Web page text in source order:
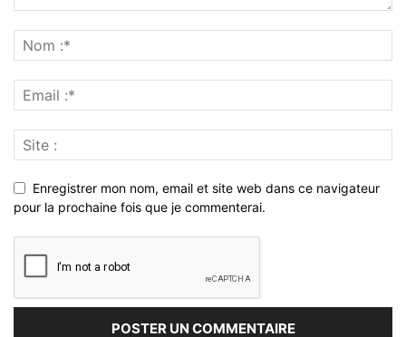
Enregistrer mon nom, email et site web dans ce navigateur
pour la prochaine fois que je commenterai.